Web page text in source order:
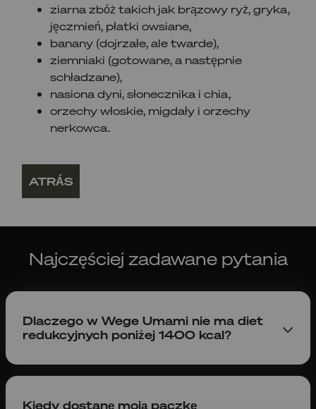
ziarna zbóż takich jak brązowy ryż, gryka,
jęczmień, płatki owsiane,
banany (dojrzałe, ale twarde),
ziemniaki (gotowane, a następnie
schładzane),
nasiona dyni, słonecznika i chia,
orzechy włoskie, migdały i orzechy
nerkowca.
ATRÁS
Najczęściej zadawane pytania
Dlaczego w Wege Umami nie ma diet
redukcyjnych poniżej 1400 kcal?
kcal są bardzo niskokaloryczne i mogą nie
Kiedy dostanę moją paczkę